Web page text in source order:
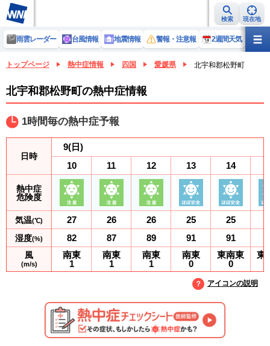
検索 現在地
雨雲レーダー 台風情報 地震情報 警報・注意報 2週間天気 ラ
トップページ 熱中症情報 四国 愛媛県 北宇和郡松野町
北宇和郡松野町の熱中症情報
1時間毎の熱中症予報
日時
熱中症
危険度
気温(℃)
湿度(%)
風
(m/s)
9(日)
10
27
82
南東
1
11
26
87
南東
1
12
26
89
南東
1
13
25
91
南東
0
14
25
91
東南東
0
東
アイコンの説明